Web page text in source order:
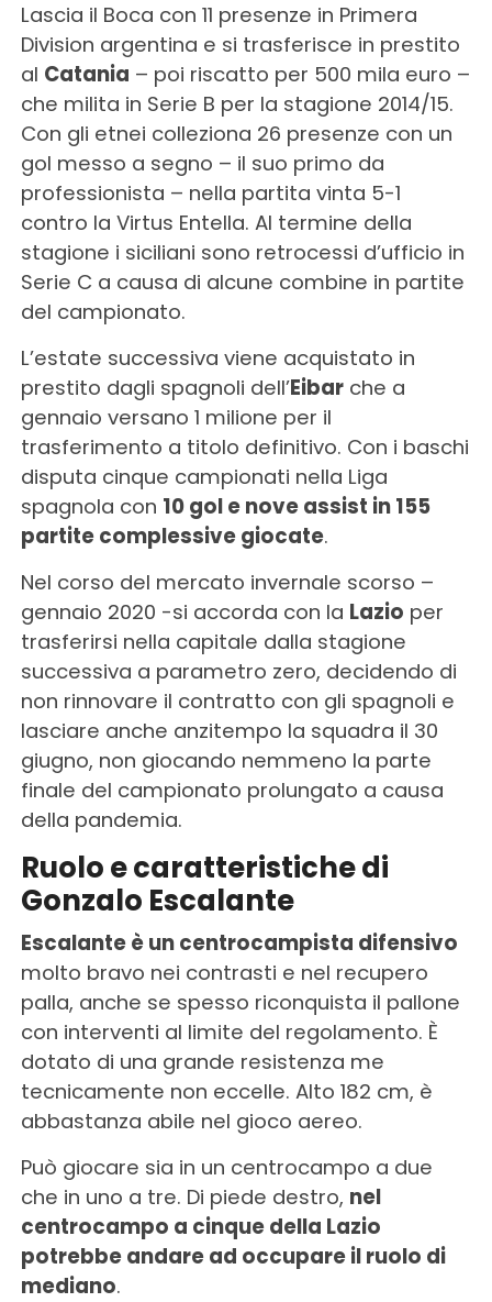
Lascia il Boca con 11 presenze in Primera
Division argentina e si trasferisce in prestito
al Catania – poi riscatto per 500 mila euro –
che milita in Serie B per la stagione 2014/15.
Con gli etnei colleziona 26 presenze con un
gol messo a segno – il suo primo da
professionista – nella partita vinta 5-1
contro la Virtus Entella. Al termine della
stagione i siciliani sono retrocessi d’ufficio in
Serie C a causa di alcune combine in partite
del campionato.
L’estate successiva viene acquistato in
prestito dagli spagnoli dell’Eibarche a
gennaio versano 1 milione per il
trasferimento a titolo definitivo. Con i baschi
disputa cinque campionati nella Liga
spagnola con 10 gol e nove assist in 155
partite complessive giocate.
Nel corso del mercato invernale scorso –
gennaio 2020 -si accorda con la Lazio per
trasferirsi nella capitale dalla stagione
successiva a parametro zero, decidendo di
non rinnovare il contratto con gli spagnoli e
lasciare anche anzitempo la squadra il 30
giugno, non giocando nemmeno la parte
finale del campionato prolungato a causa
della pandemia.
Ruolo e caratteristiche di
Gonzalo Escalante
Escalante è un centrocampista difensivo
molto bravo nei contrasti e nel recupero
palla, anche se spesso riconquista il pallone
con interventi al limite del regolamento. È
dotato di una grande resistenza me
tecnicamente non eccelle. Alto 182 cm, è
abbastanza abile nel gioco aereo.
Può giocare sia in un centrocampo a due
che in uno a tre. Di piede destro, nel
centrocampo a cinque della Lazio
potrebbe andare ad occupare il ruolo di
mediano.